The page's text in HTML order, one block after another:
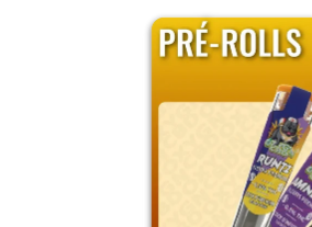
Les feuilles slim
Elles offrent une